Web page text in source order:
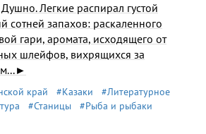
Легкие распирал густой
сотней запахов: раскаленного
гари, аромата, исходящего от
шлейфов, вихрящихся за
край #Казаки
#Литературное
#Станицы #Рыба и рыбаки